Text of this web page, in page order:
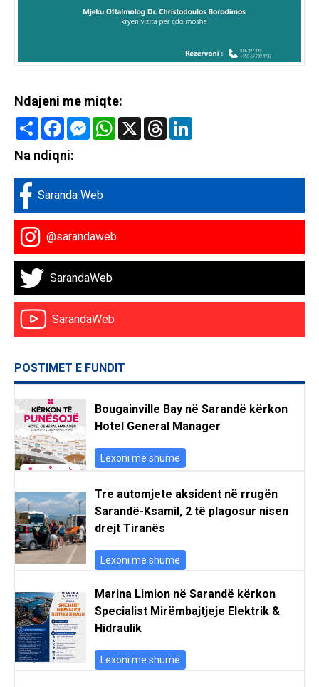
Ndajeni me miqte:
Share FacebookMessenger
WhatsApp
X Threads
Na ndiqni:
Saranda Web
@sarandaweb
SarandaWeb
SarandaWeb
POSTIMET E FUNDIT
Bougainville Bay në Sarandë kërkon
Hotel General Manager
Lexoni më shumë
Tre automjete aksident në rrugën
Sarandë-Ksamil, 2 të plagosur nisen
drejt Tiranës
Lexoni më shumë
Marina Limion në Sarandë kërkon
Specialist Mirëmbajtjeje Elektrik &
Hidraulik
Lexoni më shumë